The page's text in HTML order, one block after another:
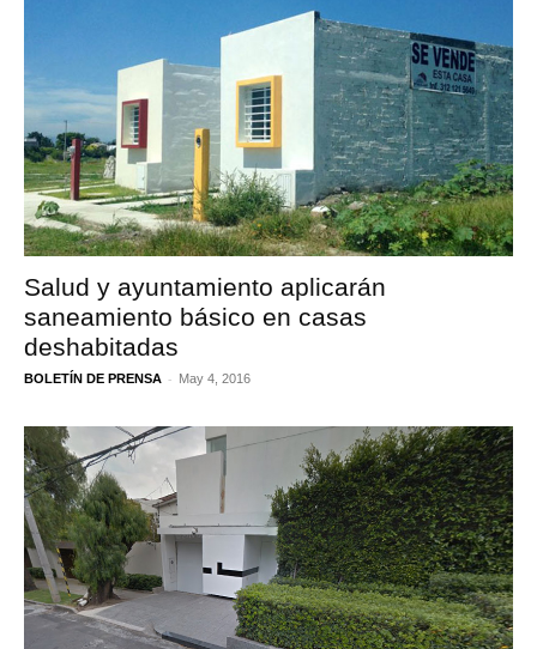
Salud y ayuntamiento aplicarán
saneamiento básico en casas
deshabitadas
BOLETÍN DE PRENSA - May 4, 2016